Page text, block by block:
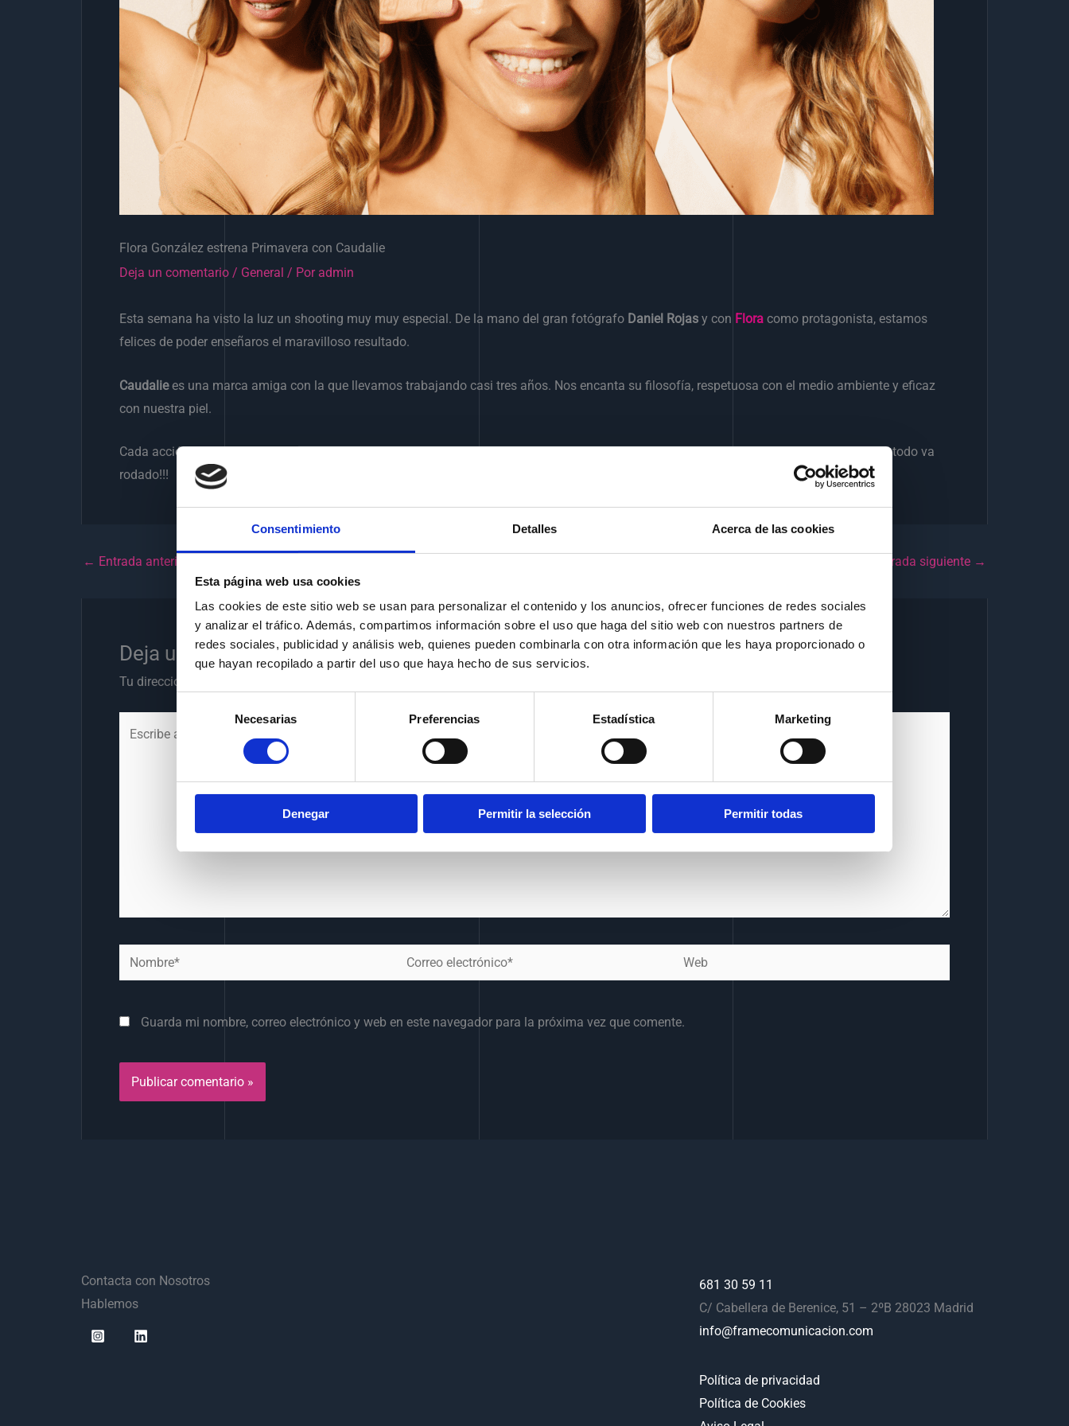
Consentimiento Detalles Acerca de las cookies
Esta página web usa cookies
Las cookies de este sitio web se usan para personalizar el contenido y los anuncios, ofrecer funciones de redes sociales
y analizar el tráfico. Además, compartimos información sobre el uso que haga del sitio web con nuestros partners de
redes sociales, publicidad y análisis web, quienes pueden combinarla con otra información que les haya proporcionado o
que hayan recopilado a partir del uso que haya hecho de sus servicios.
consentimiento
Necesarias Preferencias Estadística Marketing
Denegar Permitir la selección Permitir todas
Flora González estrena Primavera con Caudalie
Deja un comentario / General / Por admin
Esta semana ha visto la luz un shooting muy muy especial. De la mano del gran fotógrafo Daniel Rojas y con Flora como protagonista, estamos
felices de poder enseñaros el maravilloso resultado.
Caudaliees una marca amiga con la que llevamos trabajando casi tres años. Nos encanta su filosofía, respetuosa con el medio ambiente y eficaz
con nuestra piel.
Cada acción que nos proponen es una aventura y cada producto un descubrimiento. Nos encantan este tipo de colaboraciones en las que todo va
rodado!!!
← Entrada anterior Entrada siguiente →
Deja un comentario
Tu dirección de correo electrónico no será publicada.
Nombre*
Correo
electrónico*
Web
Guarda mi nombre, correo electrónico y web en este navegador para la próxima vez que comente.
Contacta con Nosotros
Hablemos
681 30 59 11
C/ Cabellera de Berenice, 51 – 2ºB 28023 Madrid
info@framecomunicacion.com
Política de privacidad
Política de Cookies